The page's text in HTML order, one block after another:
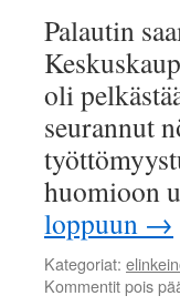
Palautin
oli
seurannut
huomioon
loppuun →
Kategoriat:
Kommentit pois